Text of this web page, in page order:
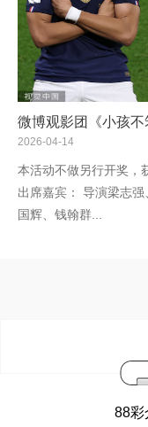
微博观影团《小孩
2026-04-14
本活动不做另行开奖，
出席嘉宾： 导演梁志
国辉、钱翰群...
88彩